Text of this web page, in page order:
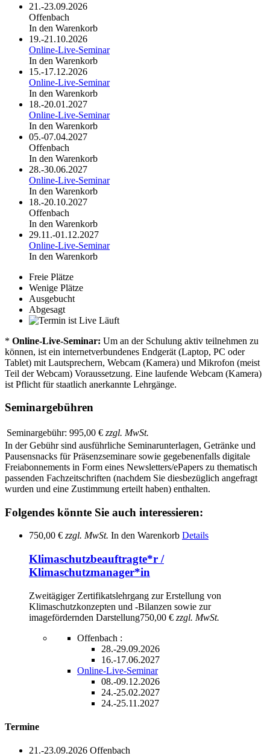
21.-23.09.2026
Offenbach
In den Warenkorb
19.-21.10.2026
Online-Live-Seminar
In den Warenkorb
15.-17.12.2026
Online-Live-Seminar
In den Warenkorb
18.-20.01.2027
Online-Live-Seminar
In den Warenkorb
05.-07.04.2027
Offenbach
In den Warenkorb
28.-30.06.2027
Online-Live-Seminar
In den Warenkorb
18.-20.10.2027
Offenbach
In den Warenkorb
29.11.-01.12.2027
Online-Live-Seminar
In den Warenkorb
Freie Plätze
Wenige Plätze
Ausgebucht
Abgesagt
Läuft
* Online-Live-Seminar: Um an der Schulung aktiv teilnehmen zu
können, ist ein internetverbundenes Endgerät (Laptop, PC oder
Tablet) mit Lautsprechern, Webcam (Kamera) und Mikrofon (meist
Teil der Webcam) Voraussetzung. Eine laufende Webcam (Kamera)
ist Pflicht für staatlich anerkannte Lehrgänge.
Seminargebühren
Seminargebühr: 995,00 € zzgl. MwSt.
In der Gebühr sind ausführliche Seminarunterlagen, Getränke und
Pausensnacks für Präsenzseminare sowie gegebenenfalls digitale
Freiabonnements in Form eines Newsletters/ePapers zu thematisch
passenden Fachzeitschriften (nachdem Sie diesbezüglich angefragt
wurden und eine Zustimmung erteilt haben) enthalten.
Folgendes könnte Sie auch interessieren:
750,00 € zzgl. MwSt. In den Warenkorb Details
Klimaschutzbeauftragte*r /
Klimaschutzmanager*in
Zweitägiger Zertifikatslehrgang zur Erstellung von
Klimaschutzkonzepten und -Bilanzen sowie zur
imagefördernden Darstellung750,00 € zzgl. MwSt.
Offenbach :
28.-29.09.2026
16.-17.06.2027
Online-Live-Seminar
08.-09.12.2026
24.-25.02.2027
24.-25.11.2027
Termine
21.-23.09.2026 Offenbach